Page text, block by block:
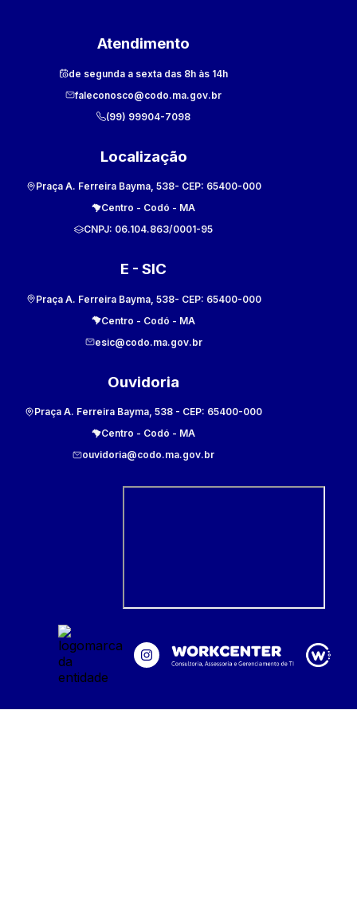
Atendimento
de segunda a sexta das 8h às 14h
faleconosco@codo.ma.gov.br
(99) 99904-7098
Localização
Praça A. Ferreira Bayma, 538- CEP: 65400-000
Centro - Codó - MA
CNPJ: 06.104.863/0001-95
E - SIC
Praça A. Ferreira Bayma, 538- CEP: 65400-000
Centro - Codó - MA
esic@codo.ma.gov.br
Ouvidoria
Praça A. Ferreira Bayma, 538 - CEP: 65400-000
Centro - Codó - MA
ouvidoria@codo.ma.gov.br